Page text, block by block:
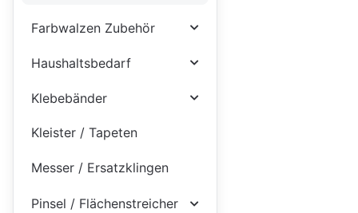
Farbwalzen Zubehör
Haushaltsbedarf
Klebebänder
Kleister / Tapeten
Messer / Ersatzklingen
Pinsel / Flächenstreicher